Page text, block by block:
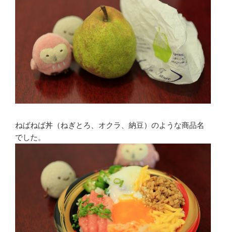
ねばねば丼（ねぎとろ、オクラ、納豆）のような商品名
でした。